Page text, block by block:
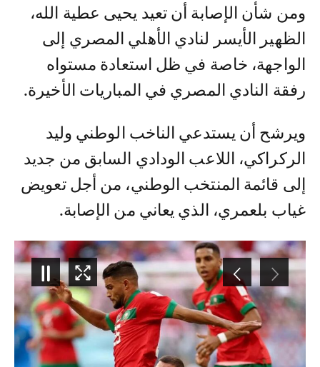
ومن شأن الإصابة أن تعيد يحيى عطية الله،
الظهير الأيسر لنادي الأهلي المصري إلى
الواجهة، خاصة في ظل استعادة مستواه
رفقة النادي المصري في المباريات الأخيرة.
ويرشح أن يستدعي الناخب الوطني وليد
الركراكي، اللاعب الودادي السابق من جديد
إلى قائمة المنتخب الوطني، من أجل تعويض
غياب بلعمري، الذي يعاني من الإصابة.